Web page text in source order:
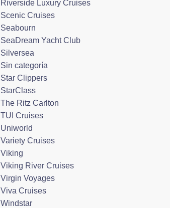
Riverside Luxury Cruises
Scenic Cruises
Seabourn
SeaDream Yacht Club
Silversea
Sin categoría
Star Clippers
StarClass
The Ritz Carlton
TUI Cruises
Uniworld
Variety Cruises
Viking
Viking River Cruises
Virgin Voyages
Viva Cruises
Windstar